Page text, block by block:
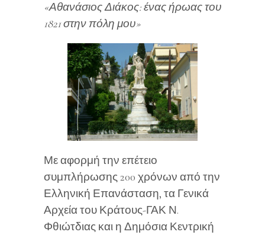
«Αθανάσιος Διάκος: ένας ήρωας του
1821 στην πόλη μου»
Με αφορμή την επέτειο
συμπλήρωσης 200 χρόνων από την
Ελληνική Επανάσταση, τα Γενικά
Αρχεία του Κράτους-ΓΑΚ Ν.
Φθιώτδιας και η Δημόσια Κεντρική